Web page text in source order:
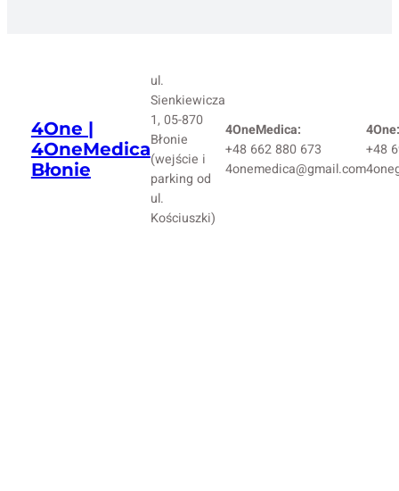
4One |
4OneMedica
Błonie
ul.
Sienkiewicza
1, 05-870
Błonie
(wejście i
parking od
ul.
Kościuszki)
4OneMedica:
+48 662 880 673
4onemedica@gmail.com
4One:
+48